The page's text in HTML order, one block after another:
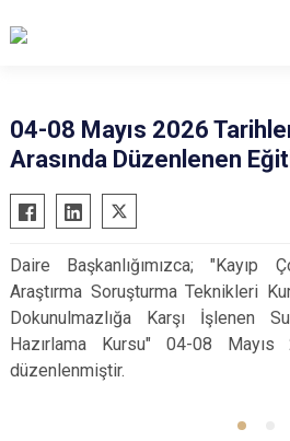
04-08 Mayıs 2026
Arasında Düzenlenen
Daire Başkanlığımızca; "Kayıp
Araştırma Soruşturma Teknikleri
Dokunulmazlığa Karşı İşlenen
Hazırlama Kursu" 04-08 Mayıs
düzenlenmiştir.